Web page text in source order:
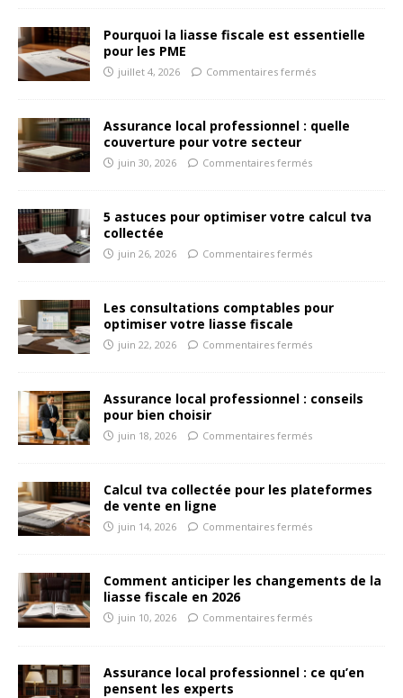
Pourquoi la liasse fiscale est essentielle
pour les PME
juillet 4, 2026 Commentaires fermés
Assurance local professionnel : quelle
couverture pour votre secteur
juin 30, 2026 Commentaires fermés
5 astuces pour optimiser votre calcul tva
collectée
juin 26, 2026 Commentaires fermés
Les consultations comptables pour
optimiser votre liasse fiscale
juin 22, 2026 Commentaires fermés
Assurance local professionnel : conseils
pour bien choisir
juin 18, 2026 Commentaires fermés
Calcul tva collectée pour les plateformes
de vente en ligne
juin 14, 2026 Commentaires fermés
Comment anticiper les changements de la
liasse fiscale en 2026
juin 10, 2026 Commentaires fermés
Assurance local professionnel : ce qu’en
pensent les experts